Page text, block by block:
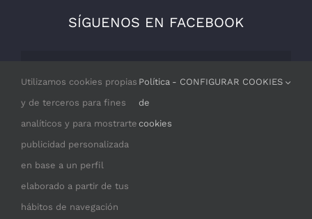
SÍGUENOS EN FACEBOOK
Por razones de privacidad Facebook
necesita tu permiso para cargarse.
Utilizamos cookies propias
y de terceros para fines
analíticos y para mostrarte
publicidad personalizada
en base a un perfil
elaborado a partir de tus
hábitos de navegación
Política
de
cookies
- CONFIGURAR COOKIES